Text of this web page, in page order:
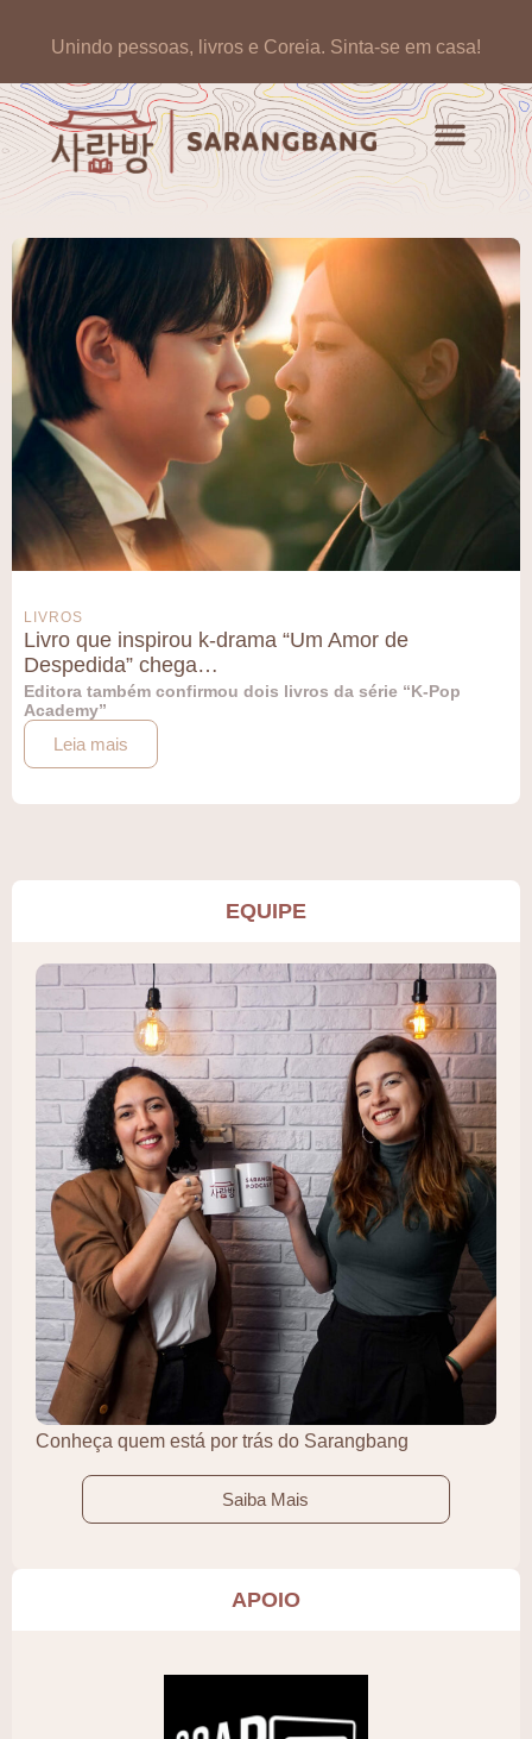
Unindo pessoas, livros e Coreia. Sinta-se em casa!
LIVROS
Livro que inspirou k-drama “Um Amor de
Despedida” chega…
Editora também confirmou dois livros da série “K-Pop
Academy”
Leia mais
EQUIPE
Conheça quem está por trás do Sarangbang
Saiba Mais
APOIO